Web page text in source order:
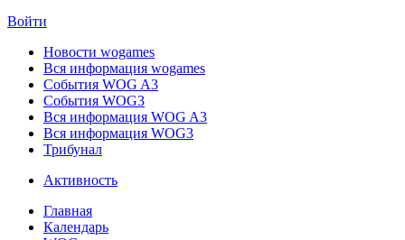
Войти
Новости wogames
Вся информация wogames
События WOG A3
События WOG3
Вся информация WOG A3
Вся информация WOG3
Трибунал
Активность
Главная
Календарь